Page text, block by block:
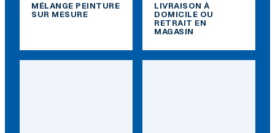
MÉLANGE PEINTURE
SUR MESURE
LIVRAISON À
DOMICILE OU
RETRAIT EN
MAGASIN